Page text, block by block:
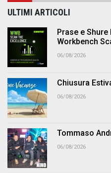
ULTIMI ARTICOLI
Prase e
Workbench
06/08/2026
Chiusura
06/08/2026
Tommaso
06/08/2026